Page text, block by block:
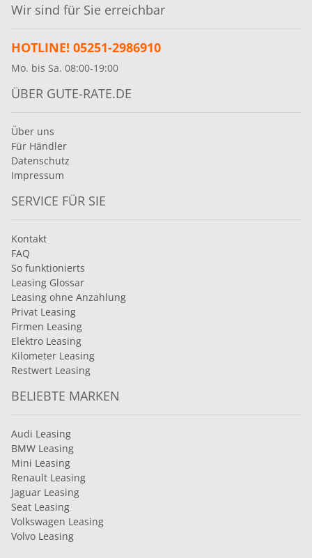
Wir sind für Sie erreichbar
HOTLINE! 05251-2986910
Mo. bis Sa. 08:00-19:00
ÜBER GUTE-RATE.DE
Über uns
Für Händler
Datenschutz
Impressum
SERVICE FÜR SIE
Kontakt
FAQ
So funktionierts
Leasing Glossar
Leasing ohne Anzahlung
Privat Leasing
Firmen Leasing
Elektro Leasing
Kilometer Leasing
Restwert Leasing
BELIEBTE MARKEN
Audi Leasing
BMW Leasing
Mini Leasing
Renault Leasing
Jaguar Leasing
Seat Leasing
Volkswagen Leasing
Volvo Leasing